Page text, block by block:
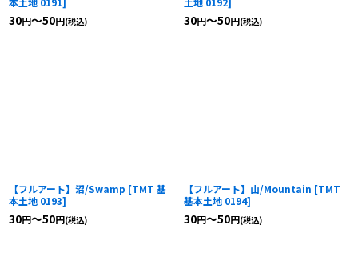
30円～50円(税込) 30円～50円(税込)
【フルアート】沼/Swamp [TMT 基
本土地 0193]
30円～50円(税込)
【フルアート】山/Mountain [TMT
基本土地 0194]
30円～50円(税込)